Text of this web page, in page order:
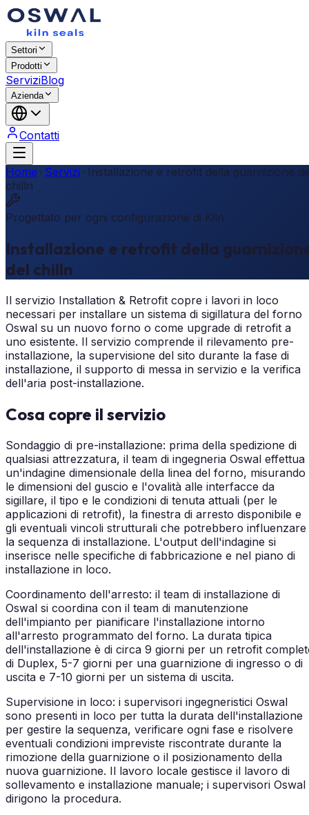
Settori
Prodotti
ServiziBlog
Azienda
Contatti
Home Servizi
Installazione e retrofit della guarnizione
chilln
Progettato per ogni configurazione di Kiln
Installazione e retrofit della
del chilln
Il servizio Installation & Retrofit copre i lavori in loco
necessari per installare un sistema di sigillatura del forno
Oswal su un nuovo forno o come upgrade di retrofit a
uno esistente. Il servizio comprende il rilevamento pre-
installazione, la supervisione del sito durante la fase di
installazione, il supporto di messa in servizio e la verifica
dell'aria post-installazione.
Cosa copre il servizio
Sondaggio di pre-installazione: prima della spedizione di
qualsiasi attrezzatura, il team di ingegneria Oswal effettua
un'indagine dimensionale della linea del forno, misurando
le dimensioni del guscio e l'ovalità alle interfacce da
sigillare, il tipo e le condizioni di tenuta attuali (per le
applicazioni di retrofit), la finestra di arresto disponibile e
gli eventuali vincoli strutturali che potrebbero influenzare
la sequenza di installazione. L'output dell'indagine si
inserisce nelle specifiche di fabbricazione e nel piano di
installazione in loco.
Coordinamento dell'arresto: il team di installazione di
Oswal si coordina con il team di manutenzione
dell'impianto per pianificare l'installazione intorno
all'arresto programmato del forno. La durata tipica
dell'installazione è di circa 9 giorni per un retrofit
di Duplex, 5-7 giorni per una guarnizione di ingresso o di
uscita e 7-10 giorni per un sistema di uscita.
Supervisione in loco: i supervisori ingegneristici Oswal
sono presenti in loco per tutta la durata dell'installazione
per gestire la sequenza, verificare ogni fase e risolvere
eventuali condizioni impreviste riscontrate durante la
rimozione della guarnizione o il posizionamento della
nuova guarnizione. Il lavoro locale gestisce il lavoro di
sollevamento e installazione manuale; i supervisori Oswal
dirigono la procedura.